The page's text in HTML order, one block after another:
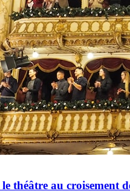
théâtre au croisement